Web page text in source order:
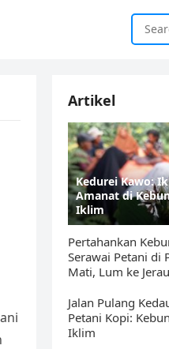
Artikel
Kedurei Kawo:
Amanat di
Iklim
Pertahankan
Serawai Petani di
Mati, Lum ke
Jalan Pulang
Petani Kopi:
Iklim